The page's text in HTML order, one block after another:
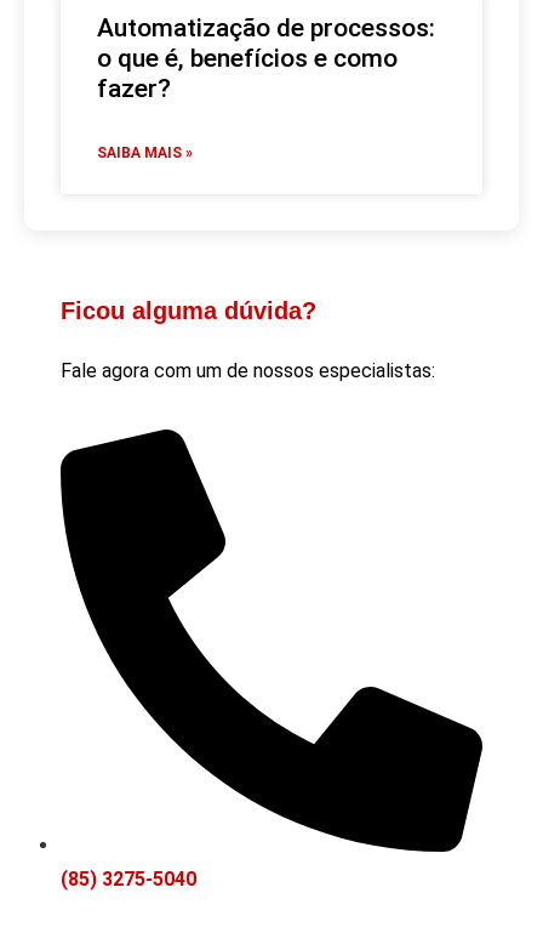
Automatização de processos:
o que é, benefícios e como
fazer?
SAIBA MAIS »
Ficou alguma dúvida?
Fale agora com um de nossos especialistas:
(85) 3275-5040